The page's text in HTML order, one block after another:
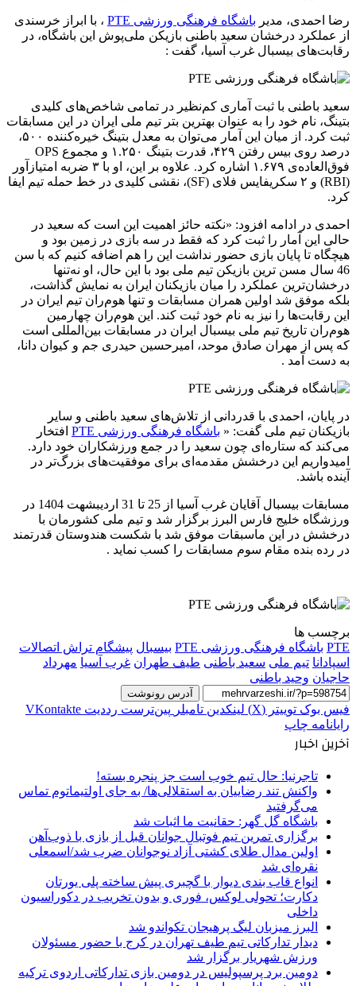
رضا احمدی، مدیر باشگاه فرهنگی ورزشی PTE
، با ابراز خرسندی
از عملکرد درخشان سعید باطنی بازیکن ملی‌پوش این باشگاه، در
رقابت‌های بیسبال غرب آسیا، گفت :
سعید باطنی با ثبت آماری کم‌نظیر در تمامی شاخص‌های کلیدی
بتینگ، نام خود را به عنوان بهترین بتر تیم ملی ایران در این مسابقات
ثبت کرد. از میان این آمار می‌توان به معدل بتینگ خیره‌کننده ۵۰۰،
درصد روی بیس رفتن ۴۲۹، قدرت بتینگ ۱.۲۵۰ و مجموع OPS
فوق‌العاده‌ی ۱.۶۷۹ اشاره کرد. علاوه بر این، او با ۳ ضربه امتیاز‌آور
(RBI) و ۲ سکریفایس فلای (SF)، نقشی کلیدی در خط حمله تیم ایفا
کرد.
احمدی در ادامه افزود: «نکته حائز اهمیت این است که سعید در
حالی این آمار را ثبت کرد که فقط در سه بازی در زمین بود و
هیچگاه تا پایان بازی حضور نداشت این را هم اضافه کنیم که با سن
46 سال مسن ترین بازیکن تیم ملی بود با این حال، او نه‌تنها
درخشان‌ترین عملکرد را میان بازیکنان ایران به نمایش گذاشت،
بلکه موفق شد اولین همران مسابقات و تنها هوم‌ران تیم ایران در
این رقابت‌ها را نیز به نام خود ثبت کند. این هوم‌ران چهارمین
هوم‌ران تاریخ تیم ملی بیسبال ایران در مسابقات بین‌المللی است
که پس از مهران صادق موحد، امیرحسین حیدری جم و کیوان دانا،
به دست آمد .
در پایان، احمدی با قدردانی از تلاش‌های سعید باطنی و سایر
بازیکنان تیم ملی گفت: « باشگاه فرهنگی ورزشی PTE
افتخار
می‌کند که ستاره‌ای چون سعید را در جمع ورزشکاران خود دارد.
امیدواریم این درخشش مقدمه‌ای برای موفقیت‌های بزرگ‌تر در
آینده باشد.
مسابقات بیسبال آقایان غرب آسیا از 25 تا 31 اردیبشهت 1404 در
ورزشگاه خلیج فارس البرز برگزار شد و تیم ملی کشورمان با
درخشش در این ماسبقات موفق شد با شکست هندوستان قدرتمند
در رده بنده مقام سوم مسابقات را کسب نماید .
برچسب ها
PTE باشگاه فرهنگی ورزشی PTE بیسبال پیشگام تراش اتصالات
اسپادانا تیم ملی سعید باطنی طیف طهران غرب آسیا مهرداد
حاجیان وحید باطنی
آدرس رونوشت
فیس بوک توییتر (X) لینکدین ‫تامبلر ‫پین‌ترست ‫رددیت ‫VKontakte
رایانامه چاپ
آخرین اخبار
تاجرنیا: حال تیم خوب است جز پنجره بسته!
واکنش تند رضاییان به استقلالی‌ها/ به جای اولتیماتوم تماس
می‌گرفتید
باشگاه گل گهر: حقانیت ما اثبات شد
برگزاری تمرین تیم فوتبال جوانان قبل از بازی با ذوب‌آهن
اولین مدال طلای کشتی آزاد نوجوانان ضرب شد/اسمعلی
نقره‌ای شد
انواع قاب بندی دیوار با گچبری پیش ساخته پلی یورتان
دکارت؛ تحولی لوکس، فوری و بدون تخریب در دکوراسیون
داخلی
البرز میزبان لیگ پرهیجان تکواندو شد
دیدار تدارکاتی تیم طیف تهران در کرج با حضور مسئولان
ورزش شهریار برگزار شد
دومین برد پرسپولیس در دومین بازی تدارکاتی اردوی ترکیه